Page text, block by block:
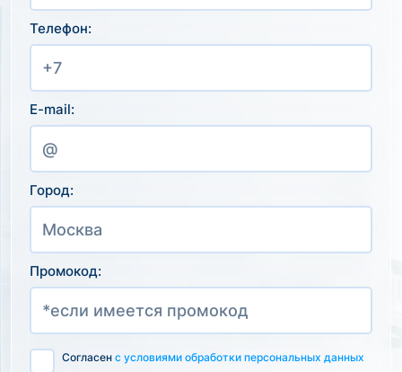
Телефон:
E-mail:
Город:
Промокод:
Согласен с условиями обработки персональных данных